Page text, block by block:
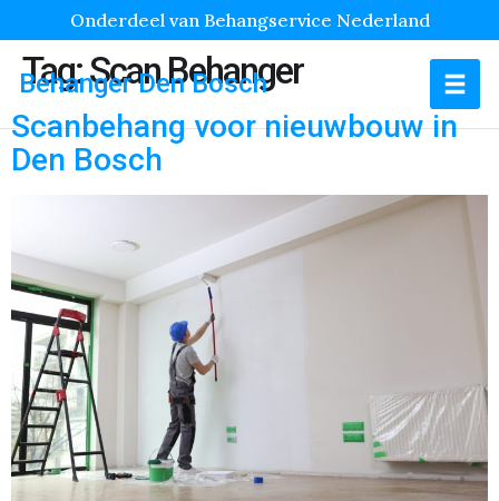
Onderdeel van Behangservice Nederland
Behanger Den Bosch
Tag:Scan Behanger
Scanbehang voor nieuwbouw in
Den Bosch